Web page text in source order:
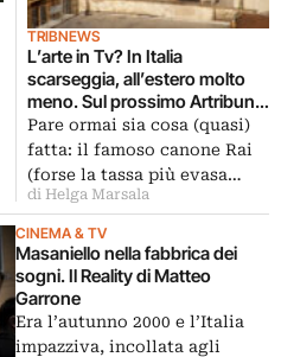
TRIBNEWS
L’arte in Tv? In Italia
scarseggia, all’estero molto
meno. Sul prossimo Artribune
Magazine un
approfondimento succoso
racconta format, programmi,
stili e tendenze
Pare ormai sia cosa (quasi)
fatta: il famoso canone Rai
(forse la tassa più evasa…
di Helga Marsala
CINEMA & TV
Masaniello nella fabbrica dei
sogni. Il Reality di Matteo
Garrone
Era l’autunno 2000 e l’Italia
impazziva, incollata agli